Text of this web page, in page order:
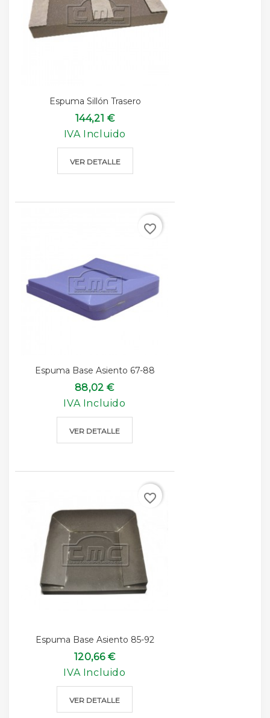
Espuma Sillón Trasero
144,21 €
IVA Incluido
VER DETALLE
Espuma Base Asiento 67-88
88,02 €
IVA Incluido
VER DETALLE
favorite_border
Espuma Base Asiento 85-92
120,66 €
IVA Incluido
VER DETALLE
favorite_border